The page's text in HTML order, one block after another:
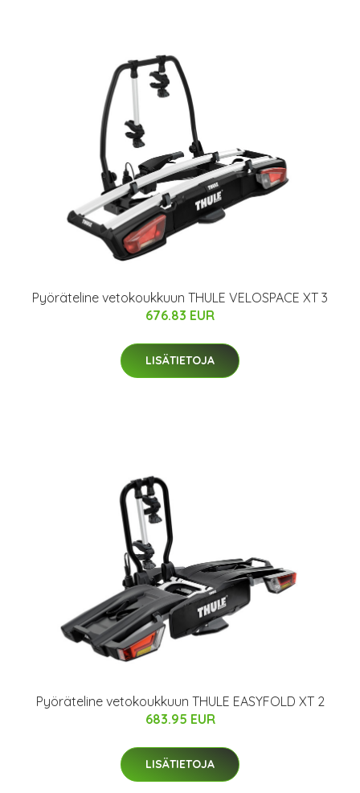
Pyöräteline vetokoukkuun THULE VELOSPACE XT 3
676.83 EUR
LISÄTIETOJA
Pyöräteline vetokoukkuun THULE EASYFOLD XT 2
683.95 EUR
LISÄTIETOJA